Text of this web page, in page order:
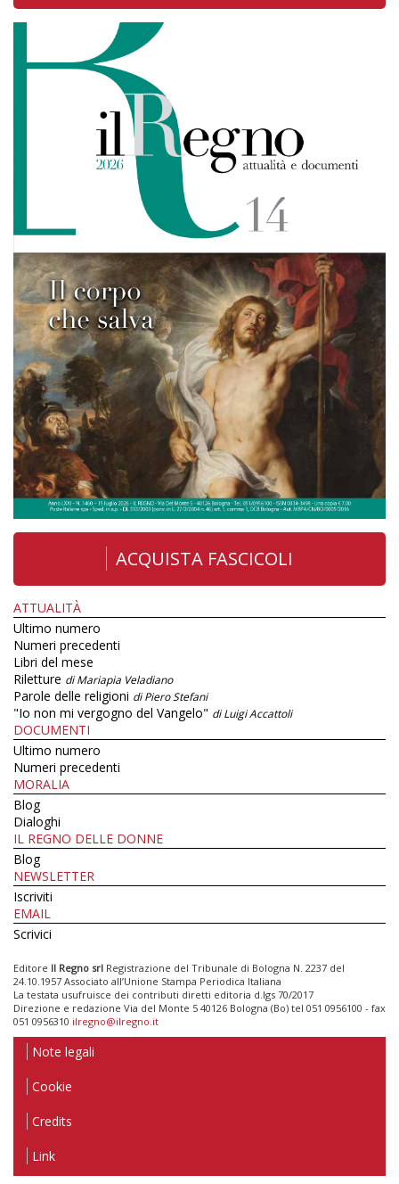
ACQUISTA FASCICOLI
ATTUALITÀ
Ultimo numero
Numeri precedenti
Libri del mese
Riletture di Mariapia Veladiano
Parole delle religioni di Piero Stefani
"Io non mi vergogno del Vangelo" di Luigi Accattoli
DOCUMENTI
Ultimo numero
Numeri precedenti
MORALIA
Blog
Dialoghi
IL REGNO DELLE DONNE
Blog
NEWSLETTER
Iscriviti
EMAIL
Scrivici
Editore Il Regno srl Registrazione del Tribunale di Bologna N. 2237 del
24.10.1957 Associato all’Unione Stampa Periodica Italiana
La testata usufruisce dei contributi diretti editoria d.lgs 70/2017
Direzione e redazione Via del Monte 5 40126 Bologna (Bo) tel 051 0956100 - fax
051 0956310 ilregno@ilregno.it
Note legali
Cookie
Credits
Link